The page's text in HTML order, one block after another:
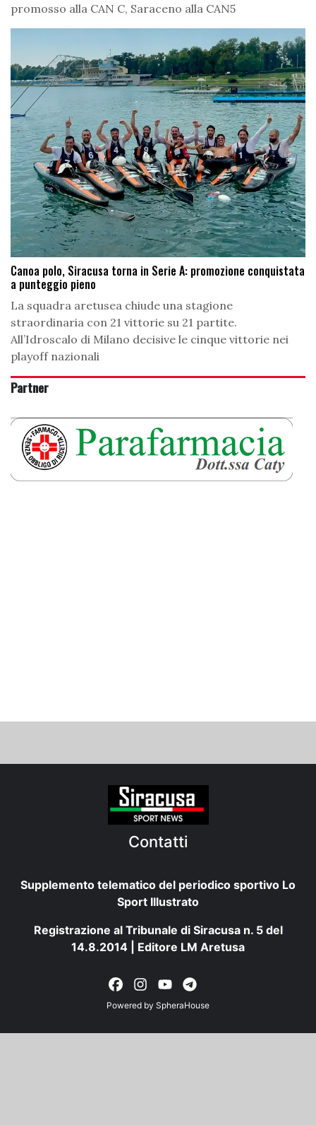
promosso alla CAN C, Saraceno alla CAN5
Canoa polo, Siracusa torna in Serie A: promozione conquistata
a punteggio pieno
La squadra aretusea chiude una stagione
straordinaria con 21 vittorie su 21 partite.
All’Idroscalo di Milano decisive le cinque vittorie nei
playoff nazionali
Partner
Contatti
Supplemento telematico del periodico sportivo Lo
Sport Illustrato
Registrazione al Tribunale di Siracusa n. 5 del
14.8.2014 | Editore LM Aretusa
Powered by SpheraHouse